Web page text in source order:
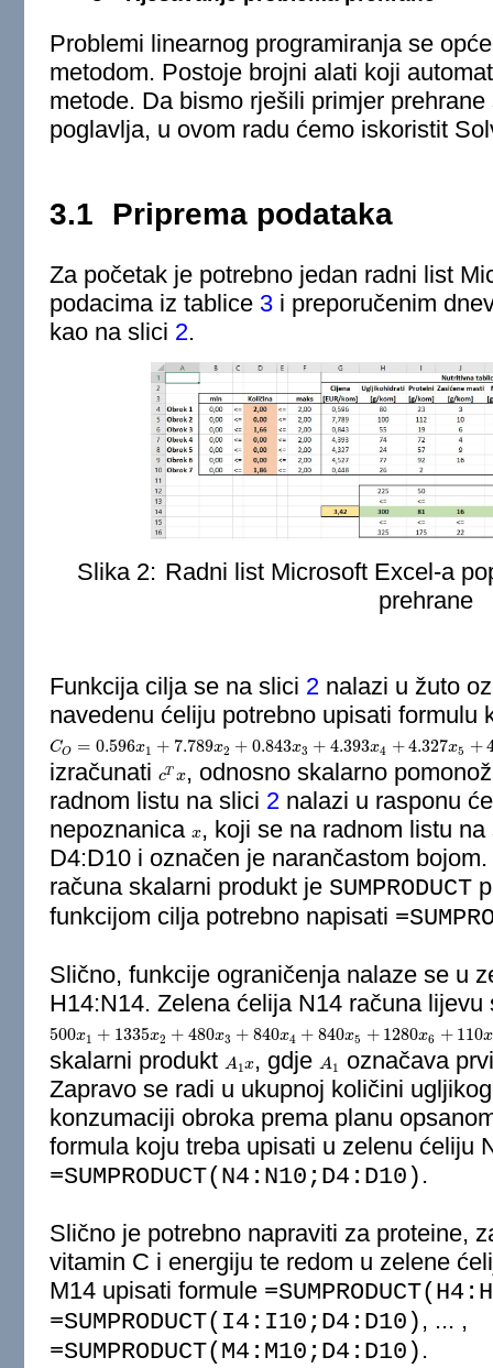
Problemi linearnog programiranja se
metodom. Postoje brojni alati koji
metode. Da bismo rješili primjer
poglavlja, u ovom radu ćemo iskoristit
3.1 Priprema podataka
Za početak je potrebno jedan radni list
podacima iz tablice 3i preporučenim
kao na slici 2.
Slika 2: Radni list Microsoft Excel-a
prehrane
Funkcija cilja se na slici 2nalazi u žuto
navedenu ćeliju potrebno upisati formulu
CO = 0.596x1 + 7.789x2 + 0.843x3 + 4.393x4 +4.327x5 +
CO=0.596x1+7.789 x2+0.843 x3 +4.393x4 +4.327x5+4.527x6+0.448 x7
izračunati cT x
cT x , odnosno skalarno
radnom listu na slici 2nalazi u rasponu
nepoznanica x
x, koji se na radnom listu
D4:D10 i označen je narančastom
računa skalarni produkt je SUMPRODUCT
funkcijom cilja potrebno napisati
Slično, funkcije ograničenja nalaze se u
H14:N14. Zelena ćelija N14 računa
500x1 + 1335x2 + 480x3 + 840x4 + 840x5 + 1280x6 + 110x
500x1+ 1335x2+480x3+840x4+840x5+1280x6+110x7≥2000
skalarni produkt A1x
A1x , gdjeA1
A1
označava
Zapravo se radi u ukupnoj količini
konzumaciji obroka prema planu
formula koju treba upisati u zelenu ćeliju
=SUMPRODUCT(N4:N10;D4:D10) .
Slično je potrebno napraviti za proteine,
vitamin C i energiju te redom u zelene
M14 upisati formule
=SUMPRODUCT(I4:I10;D4:D10) , ... ,
=SUMPRODUCT(M4:M10;D4:D10) .